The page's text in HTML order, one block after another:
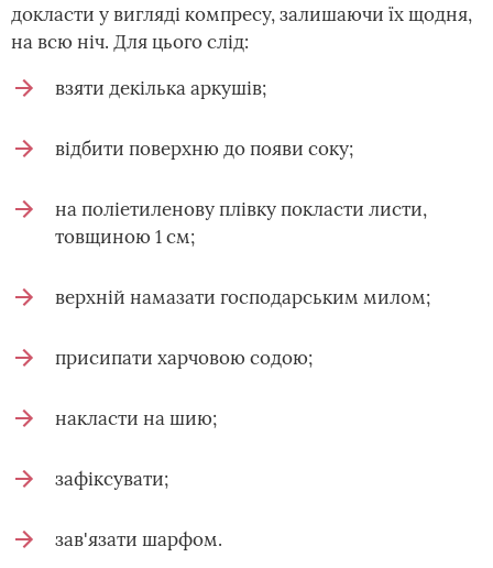
докласти у вигляді компресу, залишаючи їх щодня,
на всю ніч. Для цього слід:
взяти декілька аркушів;
відбити поверхню до появи соку;
на поліетиленову плівку покласти листи,
товщиною 1 см;
верхній намазати господарським милом;
присипати харчовою содою;
накласти на шию;
зафіксувати;
зав'язати шарфом.